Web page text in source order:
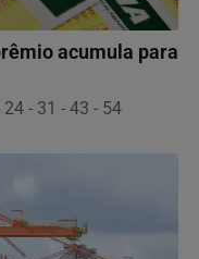
acumula para
- 31 - 43 - 54